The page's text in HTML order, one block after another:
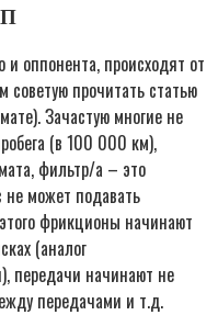
и оппонента, происходят от
советую прочитать статью
Зачастую многие не
(в 100 000 км),
фильтр/а – это
может подавать
фрикционы начинают
(аналог
передачи начинают не
передачами и т.д.